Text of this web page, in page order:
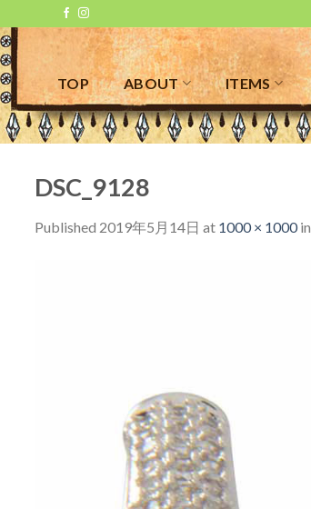
TOP ABOUT ITEMS
DSC_9128
Published 2019年5月14日 at 1000 × 1000in